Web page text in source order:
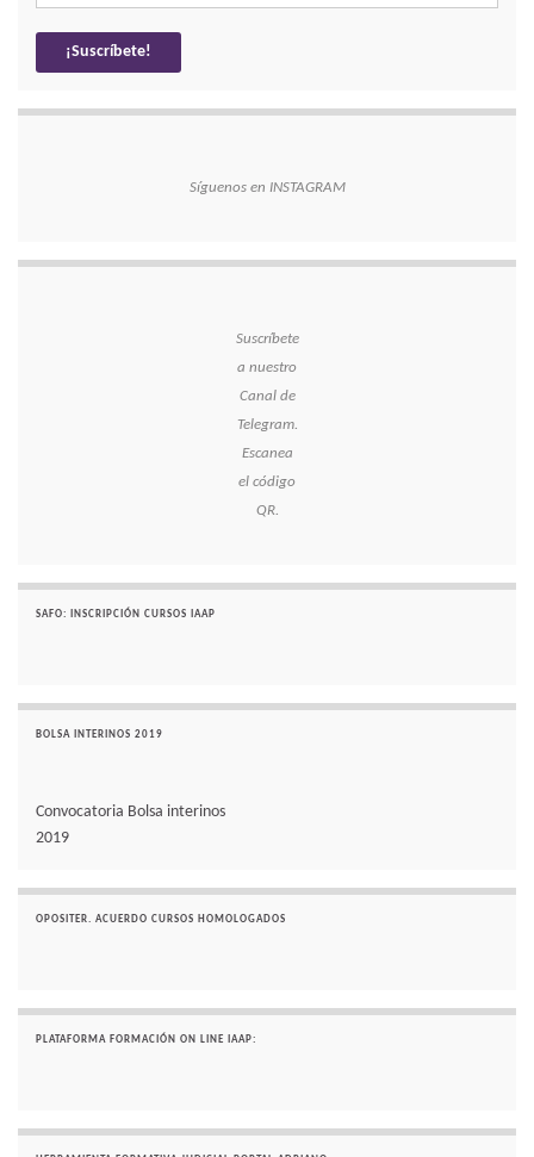
Síguenos en INSTAGRAM
Suscríbete
a nuestro
Canal de
Telegram.
Escanea
el código
QR.
SAFO: INSCRIPCIÓN CURSOS IAAP
BOLSA INTERINOS 2019
Convocatoria Bolsa interinos
2019
OPOSITER. ACUERDO CURSOS HOMOLOGADOS
PLATAFORMA FORMACIÓN ON LINE IAAP: